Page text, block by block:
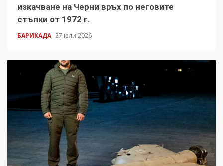
изкачване на Черни връх по неговите
стъпки от 1972 г.
БАРИКАДА 27 юли 2026